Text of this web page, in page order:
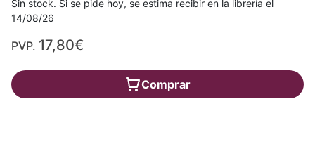
Sin stock. Si se pide hoy, se estima recibir en la librería el
14/08/26
PVP. 17,80€
Comprar